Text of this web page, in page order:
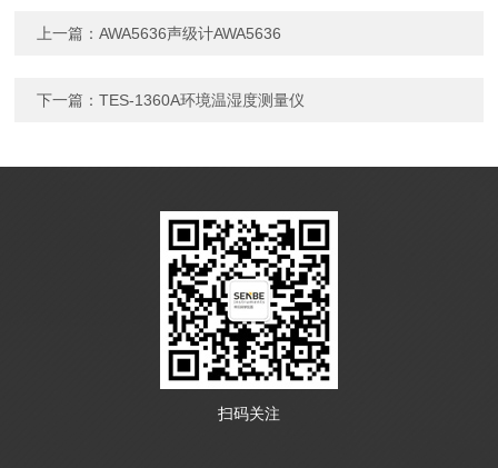
上一篇：AWA5636声级计AWA5636
下一篇：TES-1360A环境温湿度测量仪
扫码关注